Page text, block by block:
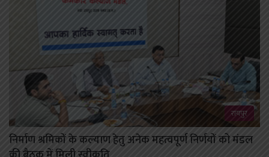
रायपुर
निर्माण श्रमिकों के कल्याण हेतु अनेक महत्वपूर्ण निर्णयों को मंडल